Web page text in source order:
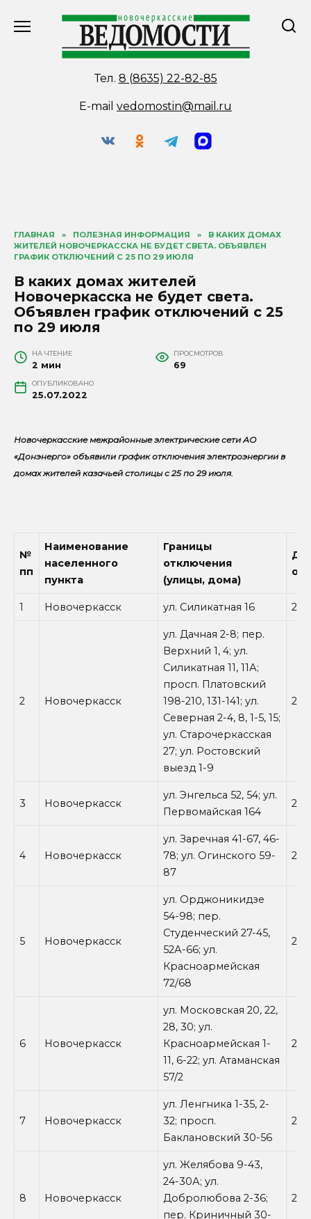
Тел. 8 (8635) 22-82-85
E-mail vedomostin@mail.ru
ГЛАВНАЯ » ПОЛЕЗНАЯ ИНФОРМАЦИЯ »
В КАКИХ ДОМАХ
ЖИТЕЛЕЙ НОВОЧЕРКАССКА НЕ БУДЕТ СВЕТА. ОБЪЯВЛЕН
ГРАФИК ОТКЛЮЧЕНИЙ С 25 ПО 29 ИЮЛЯ
В каких домах жителей
Новочеркасска не будет света.
Объявлен график отключений с 25
по 29 июля
НА ЧТЕНИЕ
2 мин
ПРОСМОТРОВ
69
ОПУБЛИКОВАНО
25.07.2022
Новочеркасские межрайонные электрические сети АО
«Донэнерго» объявили график отключения электроэнергии в
домах жителей казачьей столицы с 25 по 29 июля.
№
пп
Наименование
населенного
пункта
Границы
отключения
(улицы, дома)
1 Новочеркасск ул. Силикатная 16
2 Новочеркасск
ул. Дачная 2-8; пер.
Верхний 1, 4; ул.
Силикатная 11, 11А;
просп. Платовский
198-210, 131-141; ул.
Северная 2-4, 8, 1-5, 15;
ул. Старочеркасская
27; ул. Ростовский
выезд 1-9
3 Новочеркасск
ул. Энгельса 52, 54; ул.
Первомайская 164
4 Новочеркасск
ул. Заречная 41-67, 46-
78; ул. Огинского 59-
87
5 Новочеркасск
ул. Орджоникидзе
54-98; пер.
Студенческий 27-45,
52А-66; ул.
Красноармейская
72/68
6 Новочеркасск
ул. Московская 20, 22,
28, 30; ул.
Красноармейская 1-
11, 6-22; ул. Атаманская
57/2
7 Новочеркасск
ул. Ленгника 1-35, 2-
32; просп.
Баклановский 30-56
8 Новочеркасск
ул. Желябова 9-43,
24-30А; ул.
Добролюбова 2-36;
пер. Криничный 30-